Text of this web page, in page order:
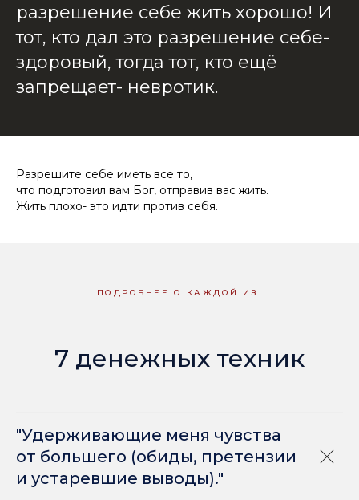
разрешение себе жить хорошо! И
тот, кто дал это разрешение себе-
здоровый, тогда тот, кто ещё
запрещает- невротик.
Разрешите себе иметь все то,
что подготовил вам Бог, отправив вас жить.
Жить плохо- это идти против себя.
ПОДРОБНЕЕ О КАЖДОЙ ИЗ
7 денежных техник
"Удерживающие меня чувства
от большего (обиды, претензии
и устаревшие выводы)."